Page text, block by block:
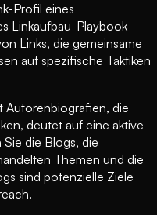
Profil eines
Linkaufbau-Playbook
Links, die gemeinsame
auf spezifische Taktiken
Autorenbiografien, die
deutet auf eine aktive
die Blogs, die
Themen und die
sind potenzielle Ziele